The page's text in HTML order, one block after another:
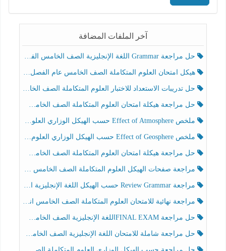
آخر الملفات المضافة
حل مراجعة Grammar اللغة الإنجليزية الصف الخامس الفصل الثالث
هيكل امتحان العلوم المتكاملة الصف الخامس عام الفصل الدراسي الثالث 2025-2026
حل تدريبات الاستعداد للاختبار العلوم المتكاملة الصف الخامس عام الفصل الثالث
حل مراجعة هيكلة امتحان العلوم المتكاملة الصف الخامس انسبير الفصل الثالث
ملخص Effect of Atmosphere حسب الهيكل الوزاري العلوم المتكاملة الصف الخامس انسبير الفصل الثالث
ملخص Effect of Geosphere حسب الهيكل الوزاري العلوم المتكاملة الصف الخامس انسبير الفصل الثالث
حل مراجعة هيكلة امتحان العلوم المتكاملة الصف الخامس عام الفصل الثالث
مراجعة صفحات الهيكل العلوم المتكاملة الصف الخامس انسبير الفصل الثالث
مراجعة Review Grammar حسب الهيكل اللغة الإنجليزية الصف الخامس الفصل الثالث
مراجعة نهائية للامتحان العلوم المتكاملة الصف الخامس انسبير الفصل الثالث
حل مراجعة FINAL EXAMاللغة الإنجليزية الصف الخامس الفصل الثالث
حل مراجعة شاملة للامتحان اللغة الإنجليزية الصف الخامس الفصل الثالث